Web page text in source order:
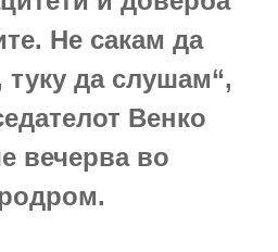
Не сакам да
да слушам“,
Венко
вечерва во